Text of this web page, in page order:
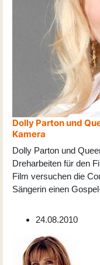
Dolly Parton und
Kamera
Dolly Parton und
Dreharbeiten für den
Film versuchen die
Sängerin einen
24.08.2010